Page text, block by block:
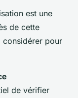
est une
de cette
considérer pour
de vérifier